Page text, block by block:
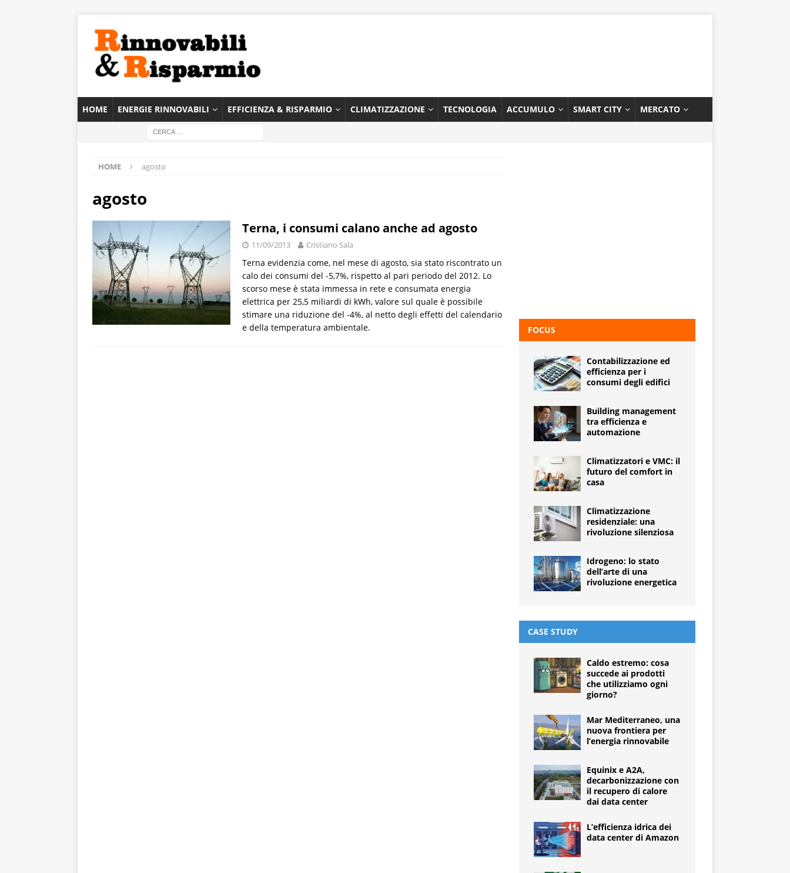
HOME ENERGIE RINNOVABILI EFFICIENZA & RISPARMIO CLIMATIZZAZIONE TECNOLOGIA ACCUMULO SMART CITY MERCATO
HOME agosto
agosto
Terna, i consumi calano anche ad agosto
11/09/2013 Cristiano Sala
Terna evidenzia come, nel mese di agosto, sia stato riscontrato un
calo dei consumi del -5,7%, rispetto al pari periodo del 2012. Lo
scorso mese è stata immessa in rete e consumata energia
elettrica per 25,5 miliardi di kWh, valore sul quale è possibile
stimare una riduzione del -4%, al netto degli effetti del calendario
e della temperatura ambientale.
FOCUS
Contabilizzazione ed
efficienza per i
consumi degli edifici
Building management
tra efficienza e
automazione
Climatizzatori e VMC: il
futuro del comfort in
casa
Climatizzazione
residenziale: una
rivoluzione silenziosa
Idrogeno: lo stato
dell’arte di una
rivoluzione energetica
CASE STUDY
Caldo estremo: cosa
succede ai prodotti
che utilizziamo ogni
giorno?
Mar Mediterraneo, una
nuova frontiera per
l’energia rinnovabile
Equinix e A2A,
decarbonizzazione con
il recupero di calore
dai data center
L’efficienza idrica dei
data center di Amazon